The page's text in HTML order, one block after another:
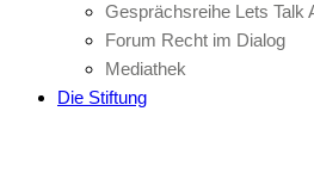
Gesprächsreihe Lets Talk
Forum Recht im Dialog
Mediathek
Die Stiftung